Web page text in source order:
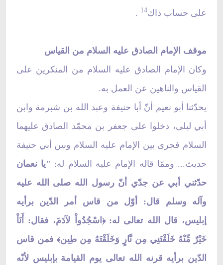
على حساب ذاك14
.
موقف الإمام الصادق عليه السلام من القياس
وكان الإمام الصادق عليه السلام من المنكرين على
القياس والناهين عن العمل به.
يحدّثنا أبو نعيم أنّ أبا حنيفة وعبد الله بن شبرمة وابن
أبي ليلى، دخلوا على جعفر بن محمّد الصادق عليهما
السلام فجرى بين الإمام عليه السلام وبين أبي حنيفة
حديث... وممّا قاله الإمام عليه السلام له: "يا نعمان
حدّثني أبي عن جدّي أنّ رسول الله صلى الله عليه
وآله وسلم قال: أوّل من قاس أمر الدّين برأيه
إبليس، قال الله تعالى له: ﴿ اسْجُدُواْ لآدَمَ، فقال: أَنَاْ
خَيْرٌ مِّنْهُ خَلَقْتَنِي مِن نَّارٍ وَخَلَقْتَهُ مِن طِين﴾ فمن قاس
الدّين برأيه قرنه الله تعالى يوم القيامة بإبليس لأنّه